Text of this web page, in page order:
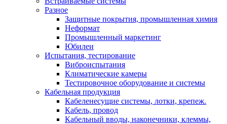
Разное
Защитные покрытия, промышленная химия
Неформат
Промышленный маркетинг
Юбилеи
Испытания, тестирование
Виброиспытания
Климатические камеры
Тестировочное оборудование и системы
Кабельная продукция
Кабеленесущие системы, лотки, крепеж.
Кабель, провод
Кабельный вводы, наконечники, клеммы,